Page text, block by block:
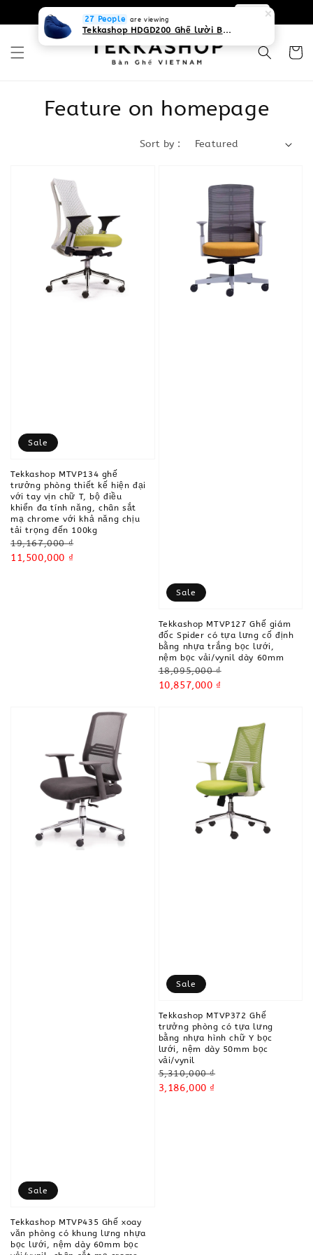
0931268840 Liên hệ với chúng tôi
Feature on homepage
Sort by :
Sale
Tekkashop MTVP134 ghế
trưởng phòng thiết kế hiện đại
với tay vịn chữ T, bộ điều
khiển đa tính năng, chân sắt
mạ chrome với khả năng chịu
tải trọng đến 100kg
Regular
price
19,167,000 ₫
Sale
11,500,000 ₫
Sale
Tekkashop MTVP127 Ghế giám
đốc Spider có tựa lưng cố định
bằng nhựa trắng bọc lưới,
nệm bọc vải/vynil dày 60mm
Regular
price
18,095,000 ₫
Sale
10,857,000 ₫
Sale
Tekkashop MTVP435 Ghế xoay
văn phòng có khung lưng nhựa
bọc lưới, nệm dày 60mm bọc
Sale
Tekkashop MTVP372 Ghế
trưởng phòng có tựa lưng
bằng nhựa hình chữ Y bọc
lưới, nệm dày 50mm bọc
vải/vynil
Regular
price
5,310,000 ₫
Sale
3,186,000 ₫
27 People are viewing
Tekkashop HDGD200 Ghế lười Beanbag form truyền thống, chất liệu Olefin canvas kháng nước, màu xanh biển, có thể sử dụng trong nhà và cả ngoài trời, có quai xách